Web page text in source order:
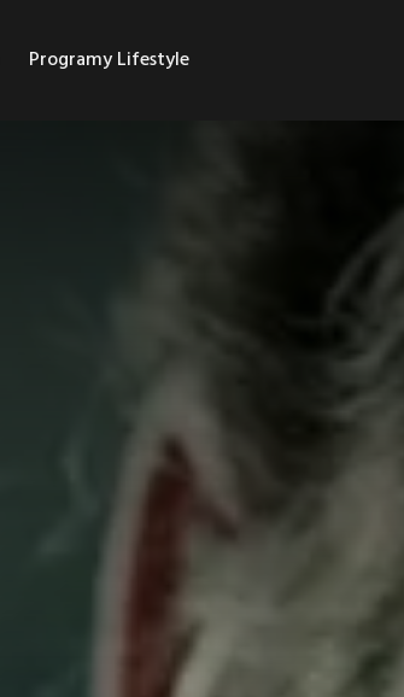
Programy Lifestyle